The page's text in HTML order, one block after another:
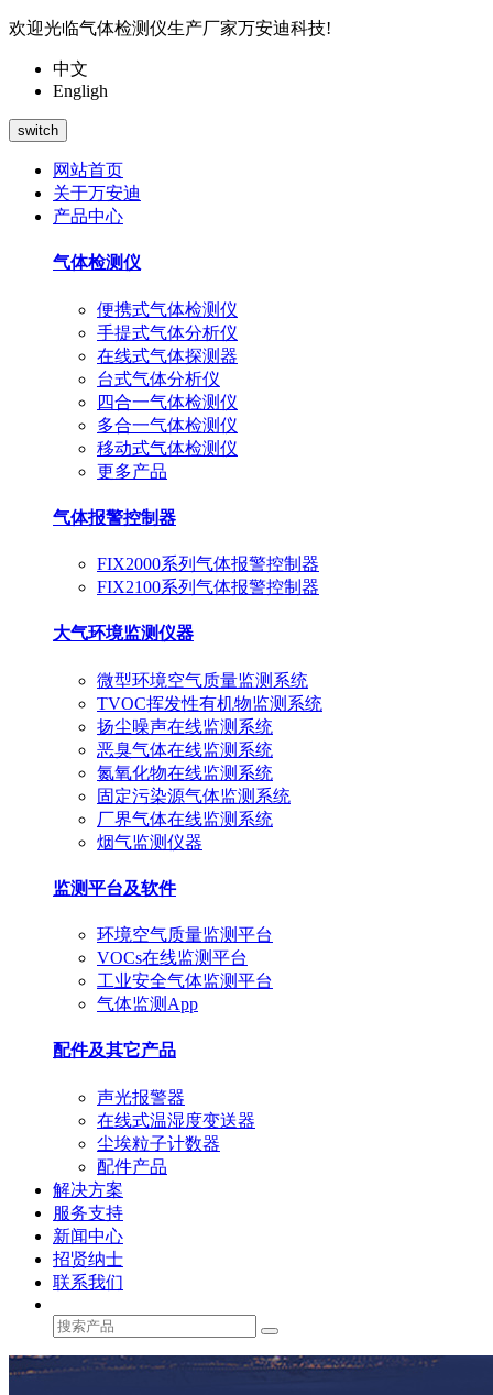
欢迎光临气体检测仪生产厂家万安迪科技!
中文
Engligh
switch
网站首页
关于万安迪
产品中心
气体检测仪
便携式气体检测仪
手提式气体分析仪
在线式气体探测器
台式气体分析仪
四合一气体检测仪
多合一气体检测仪
移动式气体检测仪
更多产品
气体报警控制器
FIX2000系列气体报警控制器
FIX2100系列气体报警控制器
大气环境监测仪器
微型环境空气质量监测系统
TVOC挥发性有机物监测系统
扬尘噪声在线监测系统
恶臭气体在线监测系统
氮氧化物在线监测系统
固定污染源气体监测系统
厂界气体在线监测系统
烟气监测仪器
监测平台及软件
环境空气质量监测平台
VOCs在线监测平台
工业安全气体监测平台
气体监测App
配件及其它产品
声光报警器
在线式温湿度变送器
尘埃粒子计数器
配件产品
解决方案
服务支持
新闻中心
招贤纳士
联系我们